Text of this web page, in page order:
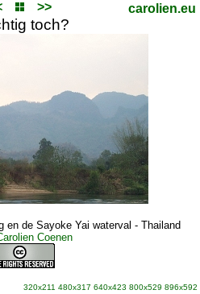
>> carolien.eu
toch?
en de Sayoke Yai waterval - Thailand
Coenen
320x211 480x317 640x423 800x529 896x592